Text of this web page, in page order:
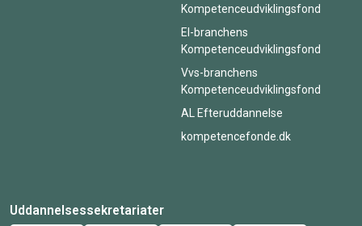
Kompetenceudviklingsfond
El-branchens
Kompetenceudviklingsfond
Vvs-branchens
Kompetenceudviklingsfond
AL Efteruddannelse
kompetencefonde.dk
Uddannelsessekretariater